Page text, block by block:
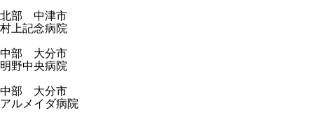
北部 中津市
村上記念病院
中部 大分市
明野中央病院
中部 大分市
アルメイダ病院